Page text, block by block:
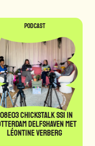
Podcast
CHICKSTALK SSI in
Delfshaven met
Léontine Verberg